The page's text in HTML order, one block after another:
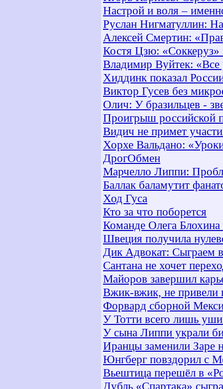
Настрой и воля –
Руслан Нигматуллин:
Алексей Смертин:
Костя Цзю: «Соккеруз»
Владимир Вуйтек:
Хиддинк показал
Виктор Гусев без
Олич: У бразильцев -
Проигрыш российской
Видич не примет
Хорхе Вальдано:
ДрогОбмен
Марчелло Липпи:
Баллак баламутит
Ход Гуса
Кто за что поборется
Команде Олега Блохина
Швеция получила
Дик Адвокат: Сыграем
Сантана не хочет
Майоров завершил
Вжик-вжик, не привели
Форвард сборной
У Тотти всего лишь
У сына Липпи украли
Иранцы заменили Заре
Юнгберг повздорил с
Вьештица перешёл в
Дубль «Спартака»